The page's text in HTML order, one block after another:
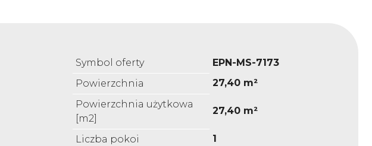
Symbol oferty
EPN-MS-7173
Powierzchnia
27,40 m²
Powierzchnia użytkowa
[m2]
27,40 m²
Liczba pokoi
1